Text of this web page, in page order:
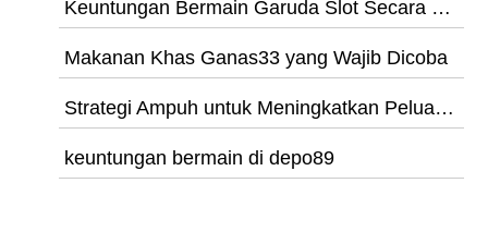
Keuntungan Bermain Garuda Slot Secara Online
Makanan Khas Ganas33 yang Wajib Dicoba
Strategi Ampuh untuk Meningkatkan Peluang Menang Gacor Slot
keuntungan bermain di depo89